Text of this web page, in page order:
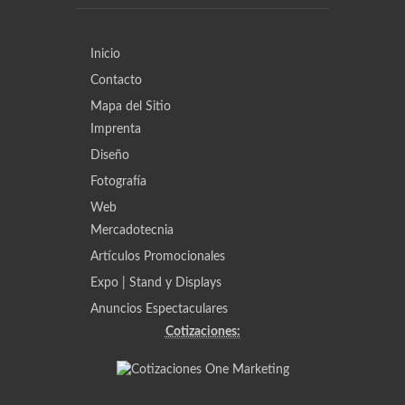
Inicio
Contacto
Mapa del Sitio
Imprenta
Diseño
Fotografía
Web
Mercadotecnia
Artículos Promocionales
Expo | Stand y Displays
Anuncios Espectaculares
Cotizaciones: